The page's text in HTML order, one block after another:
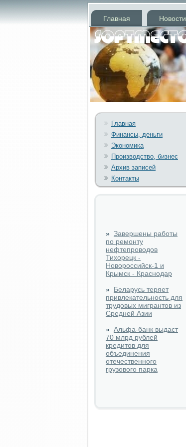
Главная Новости
Главная
Финансы, деньги
Экономика
Производство, бизнес
Архив записей
Контакты
» Завершены работы
по ремонту
нефтепроводов
Тихорецк -
Новороссийск-1 и
Крымск - Краснодар
» Беларусь теряет
привлекательность для
трудовых мигрантов из
Средней Азии
» Альфа-банк выдаст
70 млрд рублей
кредитов для
объединения
отечественного
грузового парка